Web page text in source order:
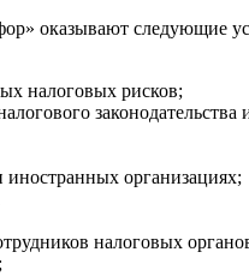
оказывают следующие
налоговых рисков;
законодательства
организациях;
налоговых